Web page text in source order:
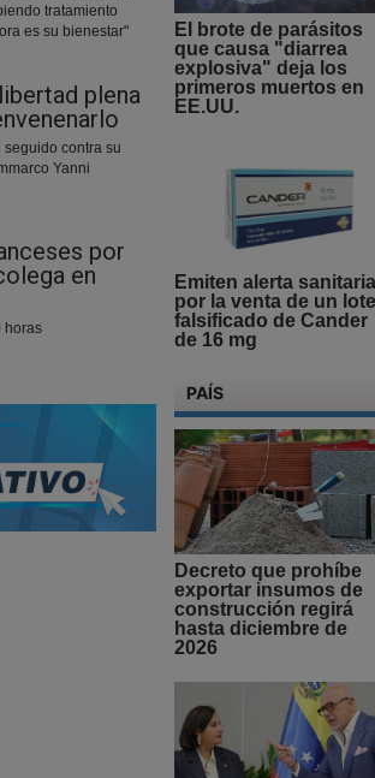
tratamiento
es su bienestar"
plena
contra su
Yanni
por
en
horas
El brote de parásitos
que causa "diarrea
explosiva" deja los
primeros muertos en
EE.UU.
Emiten alerta sanitaria
por la venta de un lote
falsificado de Cander
de 16 mg
PAÍS
Decreto que prohíbe
exportar insumos de
construcción regirá
hasta diciembre de
2026